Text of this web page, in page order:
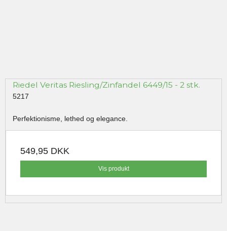
Riedel Veritas Riesling/Zinfandel 6449/15 - 2 stk.
5217
Perfektionisme, lethed og elegance.
549,95 DKK
Vis produkt